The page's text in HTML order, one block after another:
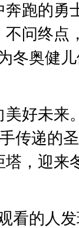
奔跑的勇
不问终点
冬奥健
好未来
传递的
塔，迎来
的人发